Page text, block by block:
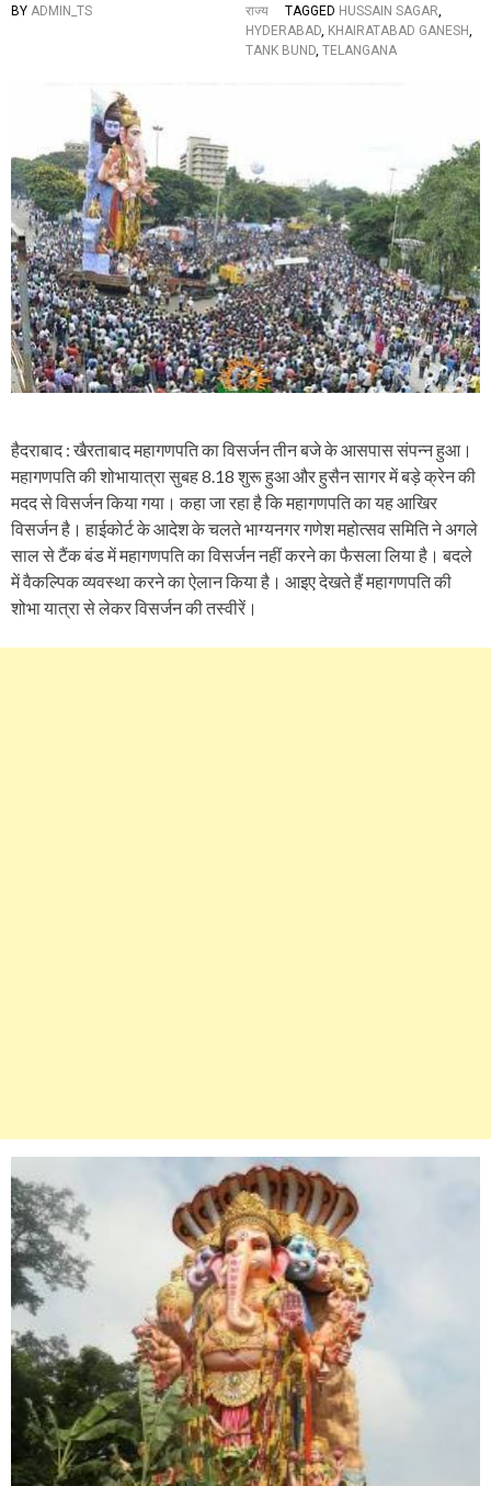
BY ADMIN_TS
राज्य
TAGGED HUSSAIN SAGAR,
HYDERABAD, KHAIRATABAD GANESH,
TANK BUND, TELANGANA
हैदराबाद : खैरताबाद महागणपति का विसर्जन तीन बजे के आसपास संपन्न हुआ।
महागणपति की शोभायात्रा सुबह 8.18 शुरू हुआ और हुसैन सागर में बड़े क्रेन की
मदद से विसर्जन किया गया। कहा जा रहा है कि महागणपति का यह आखिर
विसर्जन है। हाईकोर्ट के आदेश के चलते भाग्यनगर गणेश महोत्सव समिति ने अगले
साल से टैंक बंड में महागणपति का विसर्जन नहीं करने का फैसला लिया है। बदले
में वैकल्पिक व्यवस्था करने का ऐलान किया है। आइए देखते हैं महागणपति की
शोभा यात्रा से लेकर विसर्जन की तस्वीरें।